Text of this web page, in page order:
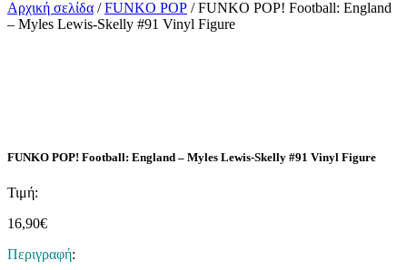
Αρχική σελίδα /FUNKO POP / FUNKO POP! Football: England
– Myles Lewis-Skelly #91 Vinyl Figure
FUNKO POP! Football: England – Myles Lewis-Skelly #91 Vinyl Figure
Τιμή:
16,90€
Περιγραφή: